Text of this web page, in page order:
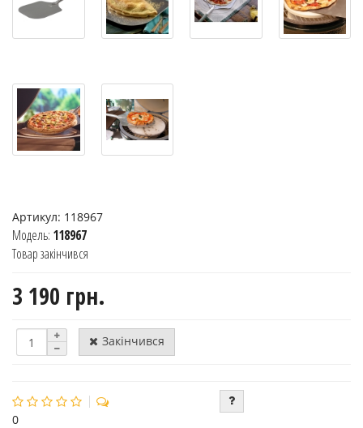
Артикул: 118967
Модель: 118967
Товар закінчився
3 190 грн.
Закінчився
0